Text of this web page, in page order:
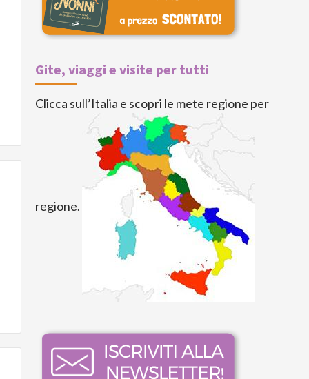
Gite, viaggi e visite per tutti
Clicca sull’Italia e scopri le mete regione per
regione.